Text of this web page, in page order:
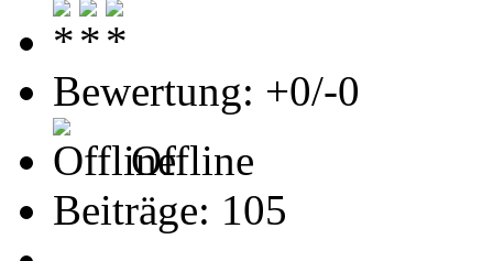
Bewertung: +0/-0
Offline
Beiträge: 105